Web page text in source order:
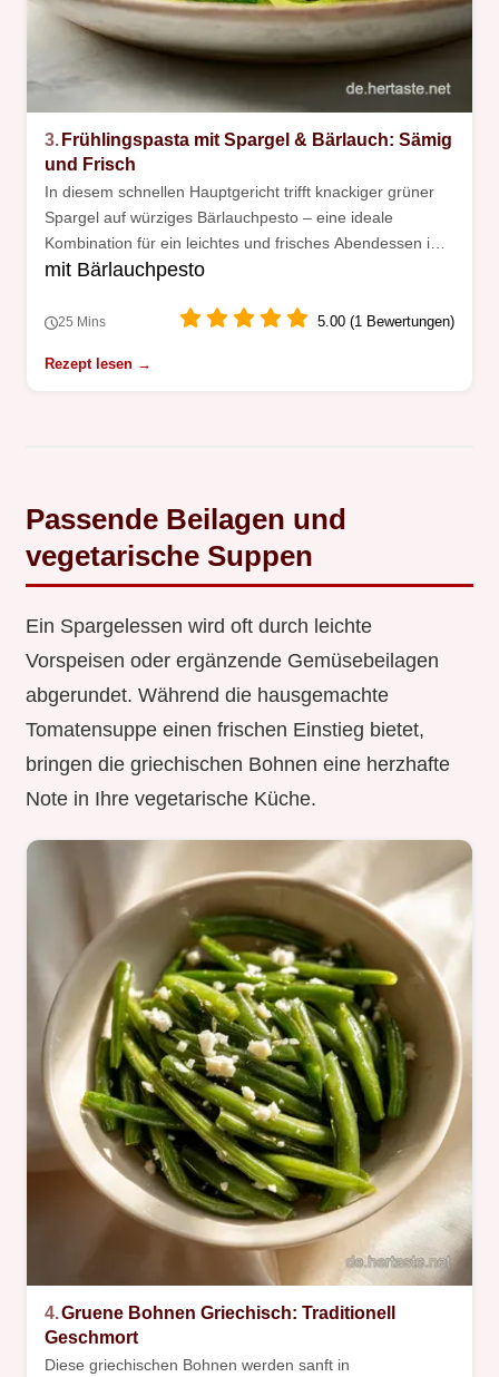
3. Frühlingspasta mit Spargel & Bärlauch: Sämig
und Frisch
In diesem schnellen Hauptgericht trifft knackiger grüner
Spargel auf würziges Bärlauchpesto – eine ideale
Kombination für ein leichtes und frisches Abendessen im
Frühling.
mit Bärlauchpesto
25 Mins 5.00 (1 Bewertungen)
Rezept lesen →
Passende Beilagen und
vegetarische Suppen
Ein Spargelessen wird oft durch leichte
Vorspeisen oder ergänzende Gemüsebeilagen
abgerundet. Während die hausgemachte
Tomatensuppe einen frischen Einstieg bietet,
bringen die griechischen Bohnen eine herzhafte
Note in Ihre vegetarische Küche.
4.Gruene Bohnen Griechisch: Traditionell
Geschmort
Diese griechischen Bohnen werden sanft in